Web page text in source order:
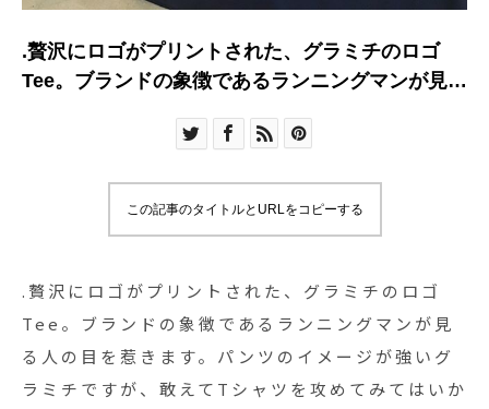
.贅沢にロゴがプリントされた、グラミチのロゴ
Tee。ブランドの象徴であるランニングマンが見る
ミチですが、敢えてTシャツを攻めてみてはいかが
#tshirt#haus#haus_matsue#hausmatsue #松江
この記事のタイトルとURLをコピーする
.贅沢にロゴがプリントされた、グラミチのロゴ
Tee。ブランドの象徴であるランニングマンが見
る人の目を惹きます。パンツのイメージが強いグ
ラミチですが、敢えてTシャツを攻めてみてはいか